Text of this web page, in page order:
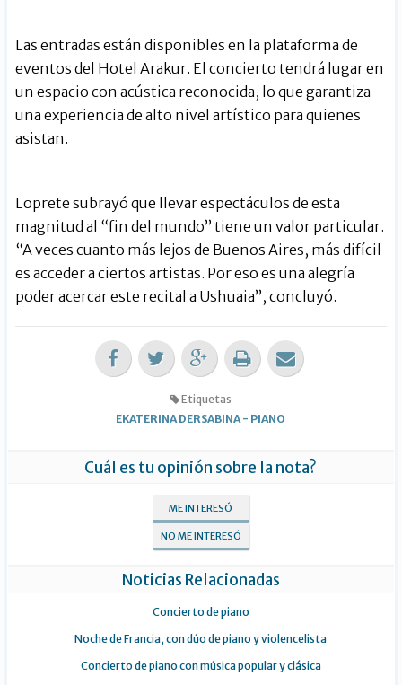
Las entradas están disponibles en la plataforma de
eventos del Hotel Arakur. El concierto tendrá lugar en
un espacio con acústica reconocida, lo que garantiza
una experiencia de alto nivel artístico para quienes
asistan.
Loprete subrayó que llevar espectáculos de esta
magnitud al “fin del mundo” tiene un valor particular.
“A veces cuanto más lejos de Buenos Aires, más difícil
es acceder a ciertos artistas. Por eso es una alegría
poder acercar este recital a Ushuaia”, concluyó.
Etiquetas
EKATERINA DERSABINA- PIANO
Cuál es tu opinión sobre la nota?
ME INTERESÓ
NO ME INTERESÓ
Noticias Relacionadas
Concierto de piano
Noche de Francia, con dúo de piano y violencelista
Concierto de piano con música popular y clásica